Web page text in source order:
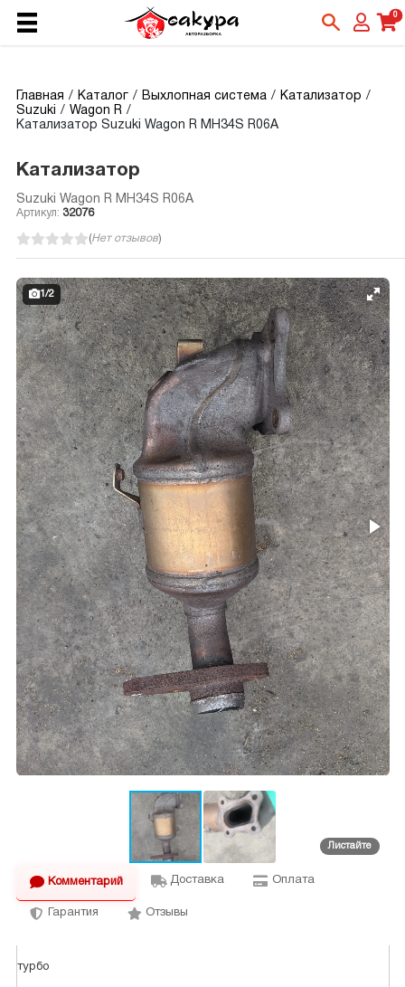
0
Главная Каталог Выхлопная система
Катализатор
Suzuki
Wagon R
Катализатор Suzuki Wagon R MH34S R06A
Катализатор
Suzuki Wagon R MH34S R06A
Артикул: 32076
(Нет отзывов)
1 /2
Комментарий Доставка Оплата
Гарантия Отзывы
турбо